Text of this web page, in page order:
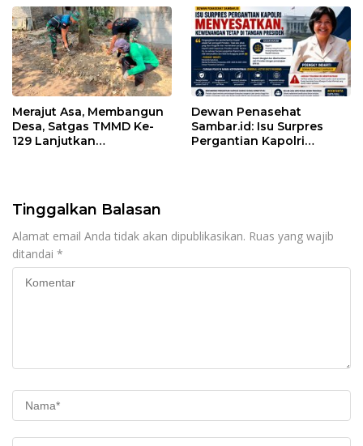
Merajut Asa, Membangun
Desa, Satgas TMMD Ke-
129 Lanjutkan
Dewan Penasehat
Sambar.id: Isu Surpres
Pergantian Kapolri
Tinggalkan Balasan
Alamat email Anda tidak akan dipublikasikan. Ruas yang wajib
ditandai *